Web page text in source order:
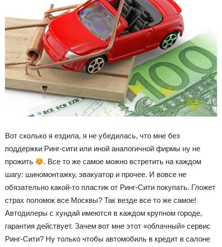
Вот сколько я ездила, я не убедилась, что мне без
поддержки Ринг-сити или иной аналогичной фирмы ну не
прожить
. Все то же самое можно встретить на каждом
шагу: шиномонтажку, эвакуатор и прочее. И вовсе не
обязательно какой-то пластик от Ринг-Сити покупать. Гложет
страх поломок все Москвы? Так везде все то же самое!
Автодилеры с хундай имеются в каждом крупном городе,
гарантия действует. Зачем вот мне этот «облачный» сервис
Ринг-Сити? Ну только чтобы автомобиль в кредит в салоне